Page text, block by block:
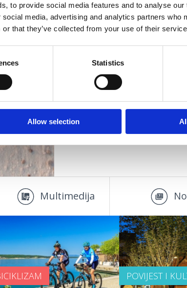
to provide social media features and to analyse
media, advertising and analytics partners who
that they’ve collected from your use of their
Statistics
Allow selection
Kontakt brojevi:+385 51
Poslovanje:Cjelogodišnje
Udaljenost od mora:200
Udaljenost od centra:
PLAŽE
Multimedija
POVIJEST I